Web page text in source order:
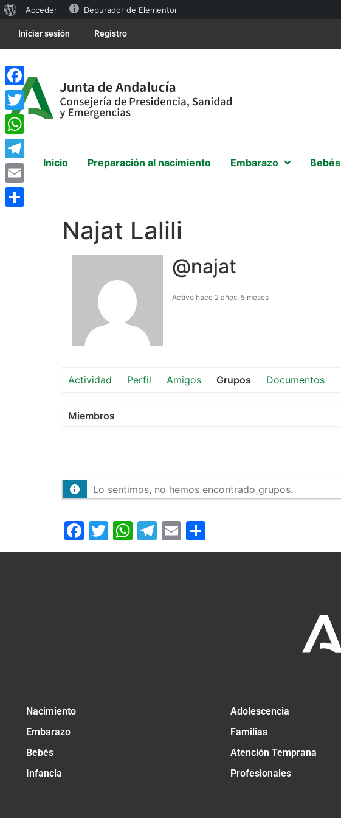
Acceder Depurador de Elementor
Iniciar sesión Registro
Inicio Preparación al nacimiento Embarazo Bebés
Najat Lalili
@najat
Activo hace 2 años, 5 meses
Actividad Perfil Amigos Grupos Documentos
Miembros
Lo sentimos, no hemos encontrado grupos.
Facebook
Twitter
WhatsApp
Telegram
Email
Nacimiento
Embarazo
Bebés
Infancia
Adolescencia
Familias
Atención Temprana
Profesionales
Facebook
Twitter
WhatsApp
Telegram
Email